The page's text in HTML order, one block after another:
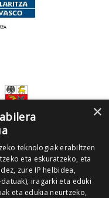
×
teknologiak erabiltzen
eta eskuratzeko, eta
zure IP helbidea,
iragarki eta eduki
eta edukia neurtzeko,